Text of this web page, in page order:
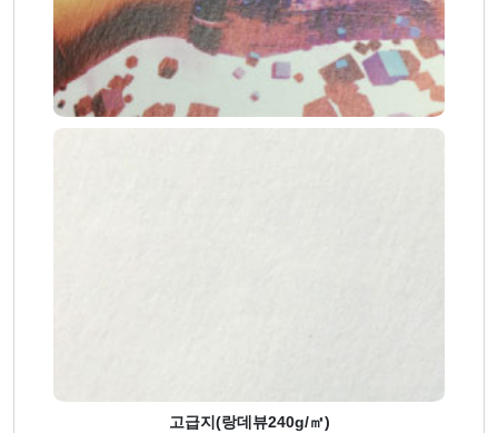
고급지(랑데뷰240g/㎡)